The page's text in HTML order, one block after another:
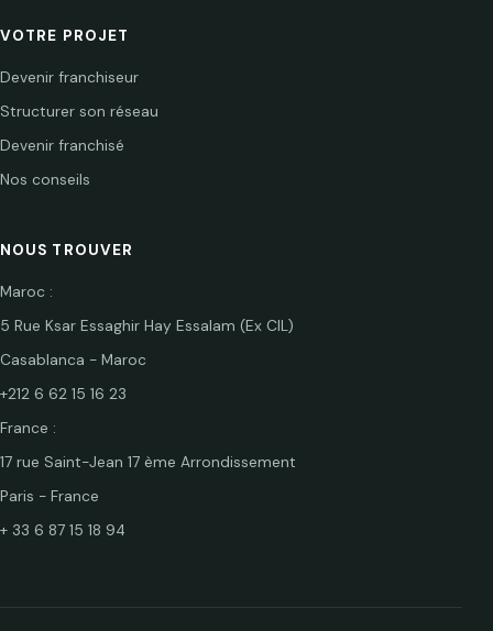
VOTRE PROJET
Devenir franchiseur
Structurer son réseau
Devenir franchisé
Nos conseils
NOUS TROUVER
Maroc :
5 Rue Ksar Essaghir Hay Essalam (Ex CIL)
Casablanca - Maroc
+212 6 62 15 16 23
France :
17 rue Saint-Jean 17 ème Arrondissement
Paris - France
+ 33 6 87 15 18 94